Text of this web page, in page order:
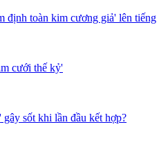
định toàn kim cương giả' lên tiếng
cưới thế kỷ'
sốt khi lần đầu kết hợp?